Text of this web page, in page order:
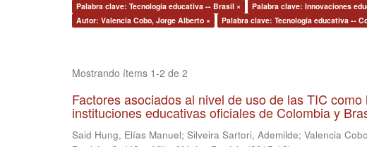
Palabra clave: Tecnología educativa -- Brasil ×
Palabra clave: Innovaciones
Autor: Valencia Cobo, Jorge Alberto ×
Palabra clave: Tecnología educativa --
Mostrando ítems 1-2 de 2
Factores asociados al nivel de uso de las TIC
instituciones educativas oficiales de Colombia y
Said Hung, Elías Manuel; Silveira Sartori, Ademilde; Valencia